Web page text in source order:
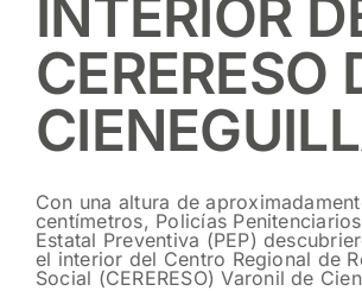
INTERIOR
CERERESO
Con una altura de
centímetros, Policías
Estatal Preventiva (PEP)
el interior del Centro Regional de
Social (CERERESO) Varonil de